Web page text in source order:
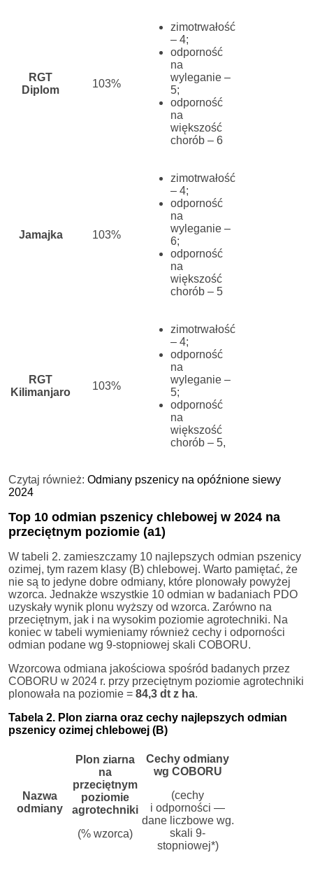
RGT
Diplom
103%
zimotrwałość
– 4;
odporność
na
wyleganie –
5;
odporność
na
większość
chorób – 6
Jamajka 103%
zimotrwałość
– 4;
odporność
na
wyleganie –
6;
odporność
na
większość
chorób – 5
RGT
Kilimanjaro
103%
zimotrwałość
– 4;
odporność
na
wyleganie –
5;
odporność
na
większość
chorób – 5,
Czytaj również: Odmiany pszenicy na opóźnione siewy
2024
Top 10 odmian pszenicy chlebowej w 2024 na
przeciętnym poziomie (a1)
W tabeli 2. zamieszczamy 10 najlepszych odmian pszenicy
ozimej, tym razem klasy (B) chlebowej. Warto pamiętać, że
nie są to jedyne dobre odmiany, które plonowały powyżej
wzorca. Jednakże wszystkie 10 odmian w badaniach PDO
uzyskały wynik plonu wyższy od wzorca. Zarówno na
przeciętnym, jak i na wysokim poziomie agrotechniki. Na
koniec w tabeli wymieniamy również cechy i odporności
odmian podane wg 9-stopniowej skali COBORU.
Wzorcowa odmiana jakościowa spośród badanych przez
COBORU w 2024 r. przy przeciętnym poziomie agrotechniki
plonowała na poziomie = 84,3 dt z ha.
Tabela 2. Plon ziarna oraz cechy najlepszych odmian
pszenicy ozimej chlebowej (B)
Nazwa
odmiany
Plon ziarna
na
przeciętnym
poziomie
agrotechniki
(% wzorca)
Cechy odmiany
wg COBORU
(cechy
i odporności —
dane liczbowe wg.
skali 9-
stopniowej*)